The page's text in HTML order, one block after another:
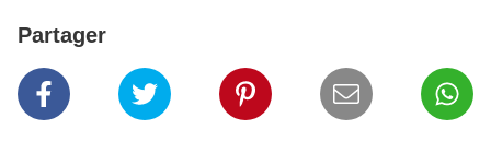
Partager